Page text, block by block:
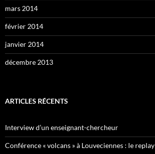
mars 2014
février 2014
janvier 2014
décembre 2013
ARTICLES RÉCENTS
Interview d’un enseignant-chercheur
Conférence « volcans » à Louveciennes : le replay